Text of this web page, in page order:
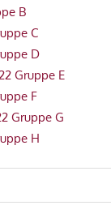
B
C
D
Gruppe E
F
G
H